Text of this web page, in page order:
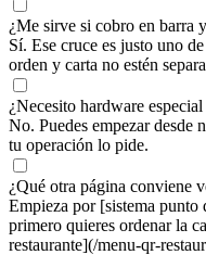
¿Me sirve si cobro en barra
Sí. Ese cruce es justo uno
orden y carta no estén
¿Necesito hardware
No. Puedes empezar desde
tu operación lo pide.
¿Qué otra página conviene
Empieza por [sistema punto
primero quieres ordenar la
restaurante](/menu-qr-